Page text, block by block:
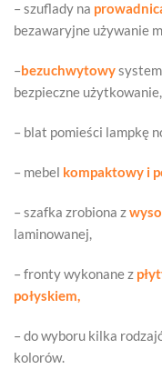
– szuflady na
bezawaryjne używanie
–bezuchwytowy
bezpieczne użytkowanie,
– blat pomieści lampkę
– mebel kompaktowy i
– szafka zrobiona z
laminowanej,
– fronty wykonane z
połyskiem,
– do wyboru kilka
kolorów.